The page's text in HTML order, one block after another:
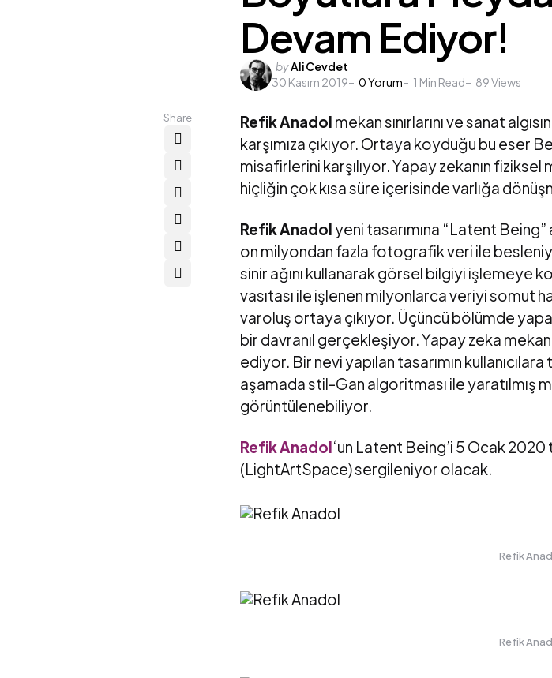
Devam Ediyor!
Posted
by
byAli Cevdet
30 Kasım 2019
0Yorum 1 Min Read 89Views
Share Refik Anadol mekan sınırlarını ve sanat
karşımıza çıkıyor. Ortaya koyduğu bu eser
misafirlerini karşılıyor. Yapay zekanın
hiçliğin çok kısa süre içerisinde varlığa
Refik Anadol yeni tasarımına “Latent
on milyondan fazla fotografik veri ile
sinir ağını kullanarak görsel bilgiyi işlemeye
vasıtası ile işlenen milyonlarca veriyi somut
varoluş ortaya çıkıyor. Üçüncü bölümde
bir davranıl gerçekleşiyor. Yapay zeka mekan
ediyor. Bir nevi yapılan tasarımın
aşamada stil-Gan algoritması ile yaratılmış
görüntülenebiliyor.
Refik Anadol‘un Latent Being’i 5 Ocak
(LightArtSpace) sergileniyor olacak.
Refik
Refik